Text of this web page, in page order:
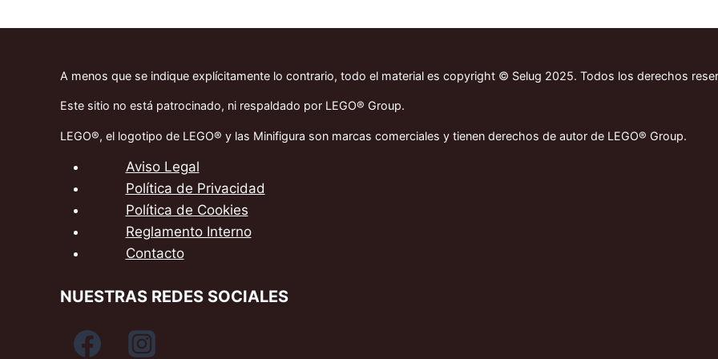
A menos que se indique explícitamente lo contrario, todo el material es copyright © Selug 2025. Todos los derechos
Este sitio no está patrocinado, ni respaldado por LEGO® Group.
LEGO®, el logotipo de LEGO® y las Minifigura son marcas comerciales y tienen derechos de autor de LEGO® Group.
Aviso Legal
Política de Privacidad
Política de Cookies
Reglamento Interno
Contacto
NUESTRAS REDES SOCIALES